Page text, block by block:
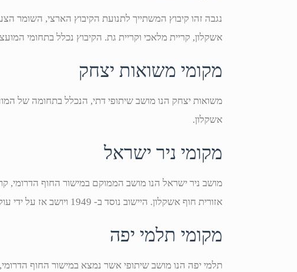
נגבה זהו קיבוץ המשתייך לתנועת הקיבוץ הארצי, השומר
אשקלון, קריית מלאכי וקריית גת. הקיבוץ נכלל בתחומי
מקומי משואות יצחק
משואות יצחק הנו מושב שיתופי דתי, הנכלל בתחומה של
אשקלון.
מקומי ניר ישראל
מושב ניר ישראל הנו מושב הממוקם במישור החוף הדרומי,
אזורית חוף אשקלון. היישוב נוסד ב- 1949 ויושב אז על ידי עולים לארץ מהונגריה וצ'כוסלובקיה.
מקומי תלמי יפה
תלמי יפה הנו מושב שיתופי אשר נמצא במישור החוף